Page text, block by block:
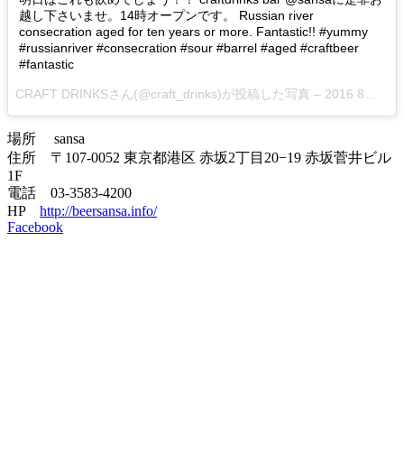
越し下さいませ。14時オープンです。 Russian river
consecration aged for ten years or more. Fantastic!! #yummy
#russianriver #consecration #sour #barrel #aged #craftbeer
#fantastic
CRAFT DRINKSさん(@craft_drinks)が投稿した写真 – 2016 8月 11 1:16午前 PDT
場所 sansa
住所 〒107-0052 東京都港区 赤坂2丁目20−19 赤坂菅井ビル
1F
電話 03-3583-4200
HP http://beersansa.info/
Facebook